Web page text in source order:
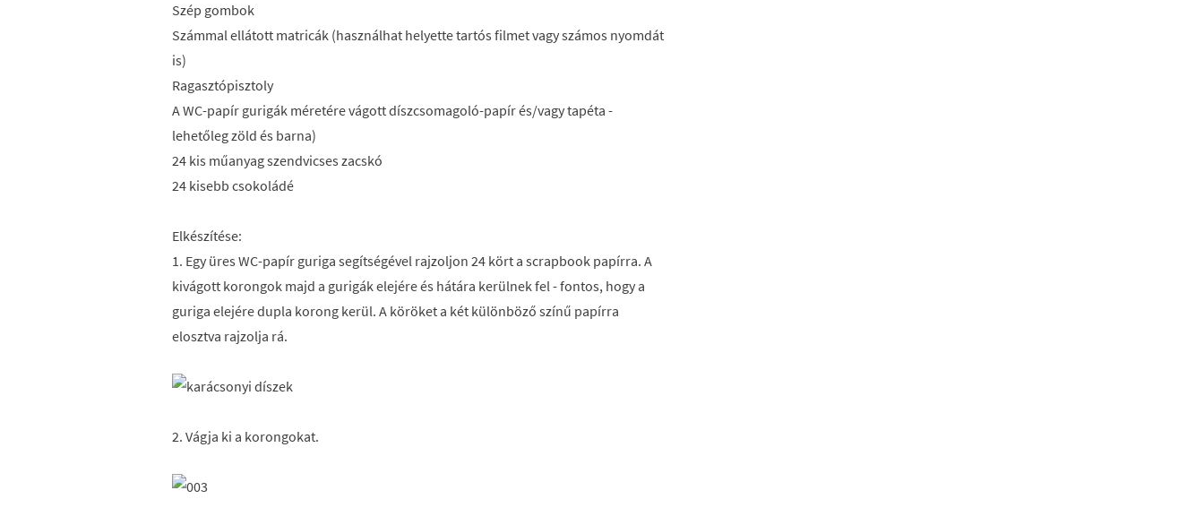
Szép gombok
Számmal ellátott matricák (használhat helyette tartós filmet vagy számos nyomdát
is)
Ragasztópisztoly
A WC-papír gurigák méretére vágott díszcsomagoló-papír és/vagy tapéta -
lehetőleg zöld és barna)
24 kis műanyag szendvicses zacskó
24 kisebb csokoládé
Elkészítése:
1. Egy üres WC-papír guriga segítségével rajzoljon 24 kört a scrapbook papírra. A
kivágott korongok majd a gurigák elejére és hátára kerülnek fel - fontos, hogy a
guriga elejére dupla korong kerül. A köröket a két különböző színű papírra
elosztva rajzolja rá.
2. Vágja ki a korongokat.